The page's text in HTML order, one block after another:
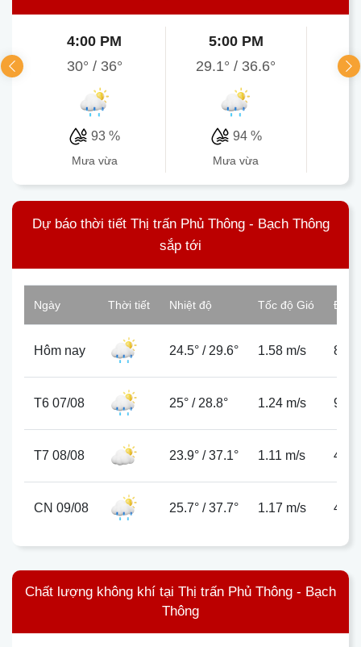
4:00 PM
30° / 36°
93 %
mưa vừa
5:00 PM
29.1°/ 36.6°
94 %
mưa vừa
Dự báo thời tiết Thị trấn Phủ Thông - Bạch Thông
sắp tới
Ngày Thời tiết Nhiệt độ Tốc độ Gió Độ
Hôm nay 24.5° / 29.6° 1.58 m/s 86%
T6 07/08 25° / 28.8° 1.24 m/s 94%
T7 08/08 23.9° /37.1° 1.11 m/s 44%
CN 09/08 25.7° /37.7° 1.17 m/s 49%
Chất lượng không khí tại Thị trấn Phủ Thông - Bạch
Thông